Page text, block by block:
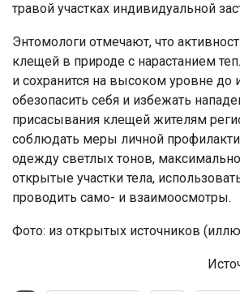
травой участках индивидуальной
Энтомологи отмечают, что
клещей в природе с нарастанием
и сохранится на высоком уровне до
обезопасить себя и избежать
присасывания клещей жителям
соблюдать меры личной
одежду светлых тонов,
открытые участки тела,
проводить само- и взаимоосмотры.
Фото: из открытых источников